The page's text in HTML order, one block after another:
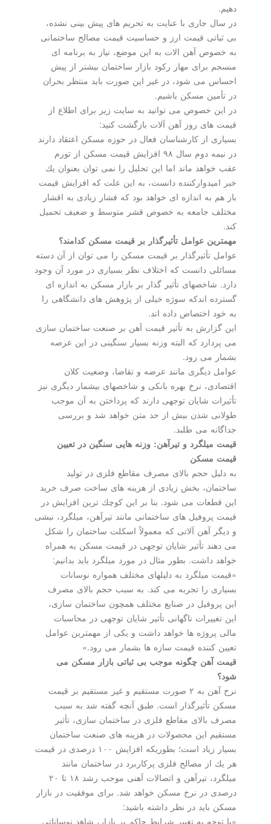
در سال جاری با عنایت به تحریم های پیش بینی نشده،
بی ثباتی قیمت ارز و حساسیت قیمت مصالح ساختمانی
به خصوص آهن الات به این موضع، نیاز به برنامه ای
منسجم برای مهار ركود بازار ساختمان بیشتر از پیش
احساس می شود، در غیر این صورت باید منتظر بحران
در تأمین مسكن باشیم.
در این خصوص می توانید به سایت زیر برای اطلاع از
قیمت های روز آهن آلات بازگشت كنید:
بسیاری از كارشناسان فعال در حوزه مسكن اعتقاد دارند
در نیمه دوم سال ۹۸ افزایش قیمت مسكن از تورم
عقب خواهد ماند اما این تحلیل را نمی توان بعنوان یك
خبر امیدواركننده دانست، به این علت كه افزایش قیمت
باز هم به اندازه ای خواهد بود كه فشار زیادی به اقشار
مختلف جامعه به خصوص قشر متوسط و ضعیف تحمیل
مهمترین عوامل تأثیرگذار بر قیمت مسكن كدامند؟
عوامل تأثیرگذار بر قیمت مسكن را می توان از آن دسته
مسائلی دانست كه اختلاف نظر بسیاری در مورد آن وجود
دارد. شاخصهای تأثیر گذار بر بازار مسكن به اندازه ای
گسترده اندكه سوژه خیلی از پژوهش های دانشگاهی را
به خود اختصاص داده اند.
این گزارش به تأثیر قیمت آهن بر صنعت ساختمان سازی
می پردازد كه البته وزنه بسیار سنگینی در این عرصه
بشمار می رود.
عوامل دیگری مانند عرضه و تقاضا، وضعیت كلان
اقتصادی، نرخ بهره بانكی و شاخصهای بیشمار دیگری نیز
تأثیرات شایان توجهی دارند كه پرداختن به آن موجب
طولانی شدن بیش از حد متن خواهد شد و بررسی
جداگانه می طلبد.
قیمت میلگرد و تیرآهن: وزنه هایی سنگین در تعیین
قیمت مسكن
به دلیل حجم بالای مصرف مقاطع فلزی در تولید
ساختمان، بخش زیادی از هزینه های ساخت صرف خرید
این قطعات می شود. بنا بر این كوچك ترین افزایش در
قیمت پروفیل های ساختمانی مانند تیرآهن، میلگرد، نبشی
و دیگر آهن آلاتی كه معمولاً اسكلت ساختمان را شكل
می دهند تأثیر شایان توجهی در قیمت مسكن به همراه
خواهد داشت. بطور مثال در مورد میلگرد باید بدانیم:
«قیمت میلگرد به دلیلهای مختلف همواره نوسانات
بسیاری را تجربه می كند. به سبب حجم بالای مصرف
این پروفیل در صنایع مختلف همچون ساختمان سازی،
این تغییرات ناگهانی تأثیر شایان توجهی در محاسبات
مالی پروژه ها خواهد داشت و یكی از مهمترین عوامل
تعیین كننده قیمت سازه ها بشمار می رود.»
قیمت آهن چگونه موجب بی ثباتی بازار مسكن می
نرخ آهن به ۲ صورت مستقیم و غیر مستقیم بر قیمت
مسكن تأثیرگذار است. طبق آنچه گفته شد به سبب
مصرف بالای مقاطع فلزی در ساختمان سازی، تأثیر
مستقیم این محصولات در هزینه های صنعت ساختمان
بسیار زیاد است؛ بطوریكه افزایش ۱۰۰ درصدی در قیمت
هر یك از مصالح فلزی پركاربرد در ساختمان مانند
میلگرد، تیرآهن و اتصالات آهنی موجب رشد ۱۸ تا ۲۰
درصدی در نرخ مسكن خواهد شد. برای موفقیت در بازار
مسكن باید در نظر داشته باشید:
«با توجه به تغییر شرایط حاكم بر بازار، شاهد نوساناتی